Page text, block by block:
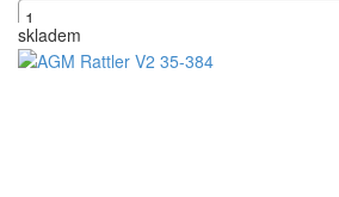
+
skladem